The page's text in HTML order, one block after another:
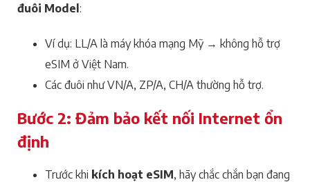
đuôi Model:
Ví dụ: LL/A là máy khóa mạng Mỹ → không hỗ trợ
eSIM ở Việt Nam.
Các đuôi như VN/A, ZP/A, CH/A thường hỗ trợ.
Bước 2: Đảm bảo kết nối Internet ổn
định
Trước khi kích hoạt eSIM, hãy chắc chắn bạn đang